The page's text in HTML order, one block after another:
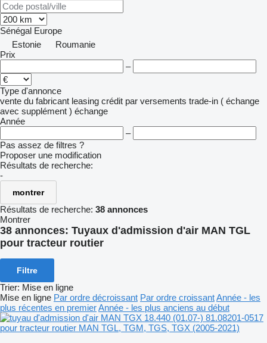
Sénégal Europe
Estonie
Roumanie
Prix
–
Type d'annonce
vente du fabricant leasing crédit par versements trade-in ( échange
avec supplément ) échange
Année
–
Pas assez de filtres ?
Proposer une modification
Résultats de recherche:
-
montrer
Résultats de recherche: 38 annonces
Montrer
38 annonces: Tuyaux d'admission d'air MAN TGL
pour tracteur routier
Filtre
Trier: Mise en ligne
Mise en ligne Par ordre décroissant Par ordre croissantAnnée - les
plus récentes en premierAnnée - les plus anciens au début